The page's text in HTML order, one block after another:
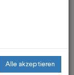
und
Alle akzeptieren